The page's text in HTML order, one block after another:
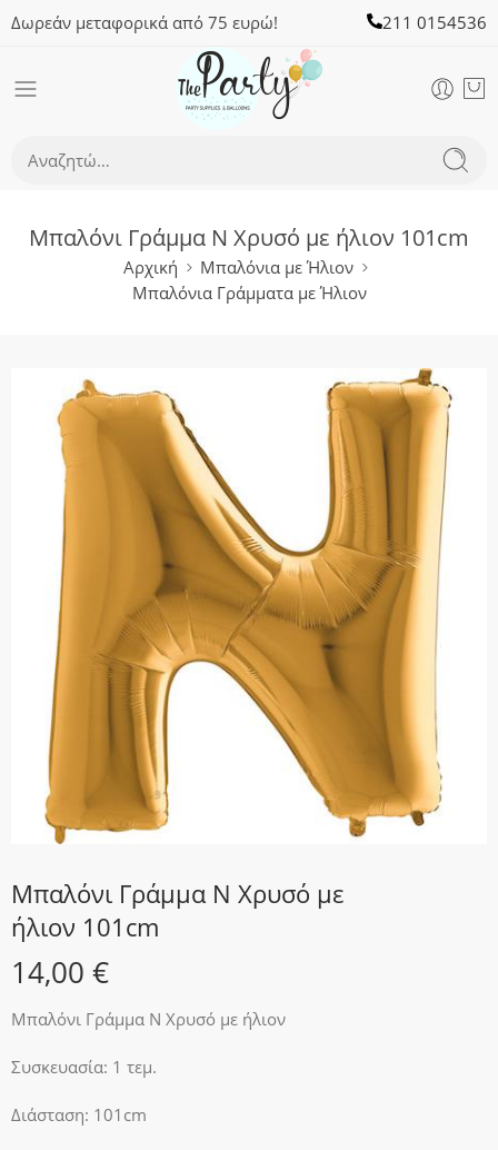
Δωρεάν μεταφορικά από 75 ευρώ! 211 0154536
Μπαλόνι Γράμμα N Χρυσό με ήλιον 101cm
Αρχική
Μπαλόνια με Ήλιον
Μπαλόνια Γράμματα με Ήλιον
Μπαλόνι Γράμμα N Χρυσό με
ήλιον 101cm
14,00 €
Μπαλόνι Γράμμα N Χρυσό με ήλιον
Συσκευασία: 1 τεμ.
Διάσταση: 101cm